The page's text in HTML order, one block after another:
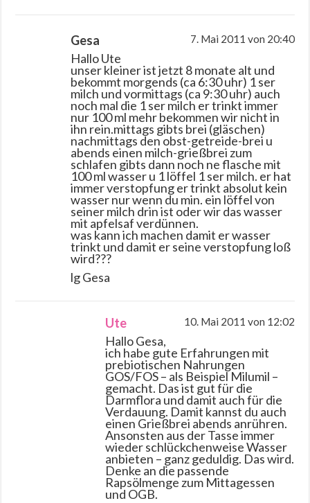
Gesa 7. Mai 2011 von 20:40
Hallo Ute
unser kleiner ist jetzt 8 monate alt und
bekommt morgends (ca 6:30 uhr) 1 ser
milch und vormittags (ca 9:30 uhr) auch
noch mal die 1 ser milch er trinkt immer
nur 100 ml mehr bekommen wir nicht in
ihn rein.mittags gibts brei (gläschen)
nachmittags den obst-getreide-brei u
abends einen milch-grießbrei zum
schlafen gibts dann noch ne flasche mit
100 ml wasser u 1 löffel 1 ser milch. er hat
immer verstopfung er trinkt absolut kein
wasser nur wenn du min. ein löffel von
seiner milch drin ist oder wir das wasser
mit apfelsaf verdünnen.
was kann ich machen damit er wasser
trinkt und damit er seine verstopfung loß
wird???
lg Gesa
Ute 10. Mai 2011 von 12:02
Hallo Gesa,
ich habe gute Erfahrungen mit
prebiotischen Nahrungen
GOS/FOS – als Beispiel Milumil –
gemacht. Das ist gut für die
Darmflora und damit auch für die
Verdauung. Damit kannst du auch
einen Grießbrei abends anrühren.
Ansonsten aus der Tasse immer
wieder schlückchenweise Wasser
anbieten – ganz geduldig. Das wird.
Denke an die passende
Rapsölmenge zum Mittagessen
und OGB.